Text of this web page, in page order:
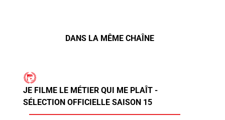
DANS LA MÊME CHAÎNE
JE FILME LE MÉTIER QUI ME PLAÎT -
SÉLECTION OFFICIELLE SAISON 15